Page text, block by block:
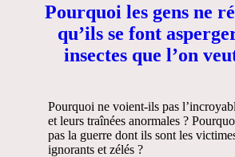
Pourquoi les gens ne
qu’ils se font
insectes que l’on
Pourquoi ne voient-ils pas
et leurs traînées anormales ?
pas la guerre dont ils sont les
ignorants et zélés ?